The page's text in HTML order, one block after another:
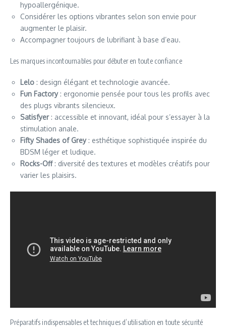
hypoallergénique.
Considérer les options vibrantes selon son envie pour
augmenter le plaisir.
Accompagner toujours de lubrifiant à base d’eau.
Les marques incontournables pour débuter en toute confiance
Lelo : design élégant et technologie avancée.
Fun Factory: ergonomie pensée pour tous les profils avec
des plugs vibrants silencieux.
Satisfyer: accessible et innovant, idéal pour s’essayer à la
stimulation anale.
Fifty Shades of Grey: esthétique sophistiquée inspirée du
BDSM léger et ludique.
Rocks-Off: diversité des textures et modèles créatifs pour
varier les plaisirs.
Préparatifs indispensables et techniques d’utilisation en toute sécurité